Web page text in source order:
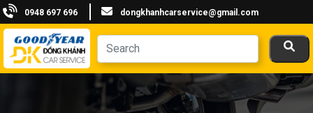
0948 697 696 dongkhanhcarservice@gmail.com